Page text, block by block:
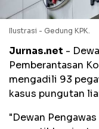
Ilustrasi - Gedung KPK.
Jurnas.net -
Pemberantasan
mengadili 93
kasus pungutan
"Dewan